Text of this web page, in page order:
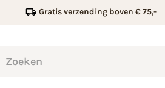
Gratis verzending boven € 75,-